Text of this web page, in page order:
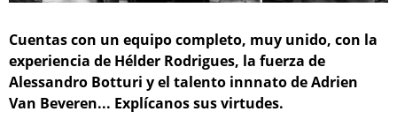
Cuentas con un equipo completo, muy unido, con la
experiencia de Hélder Rodrigues, la fuerza de
Alessandro Botturi y el talento innnato de Adrien
Van Beveren... Explícanos sus virtudes.